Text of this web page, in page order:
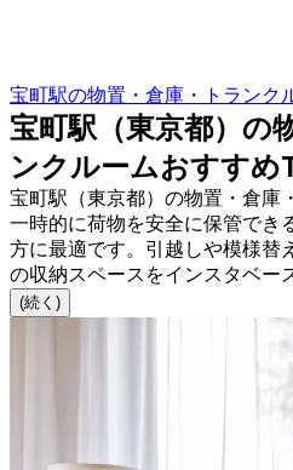
宝町駅の物置・倉庫・トランク
宝町駅（東京都）の
ンクルームおすすめ
宝町駅（東京都）の物置・倉庫
一時的に荷物を安全に保管でき
方に最適です。引越しや模様替
の収納スペースをインスタベー
(続く)